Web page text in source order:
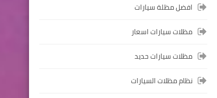
افضل مظلة سيارات
مظلات سيارات اسعار
مظلات سيارات حديد
نظام مظلات السيارات